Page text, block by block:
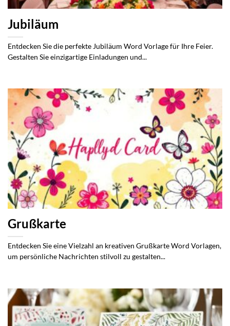
Jubiläum
Entdecken Sie die perfekte Jubiläum Word Vorlage für Ihre Feier.
Gestalten Sie einzigartige Einladungen und...
Grußkarte
Entdecken Sie eine Vielzahl an kreativen Grußkarte Word Vorlagen,
um persönliche Nachrichten stilvoll zu gestalten...